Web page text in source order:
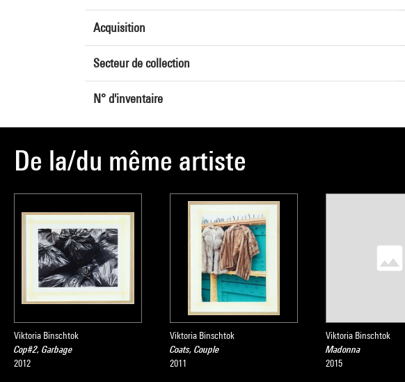
Acquisition
Secteur de collection
N° d'inventaire
De la/du même artiste
Viktoria Binschtok
Cop#2, Garbage
2012
Viktoria Binschtok
Coats, Couple
2011
Viktoria Binschtok
Madonna
2015